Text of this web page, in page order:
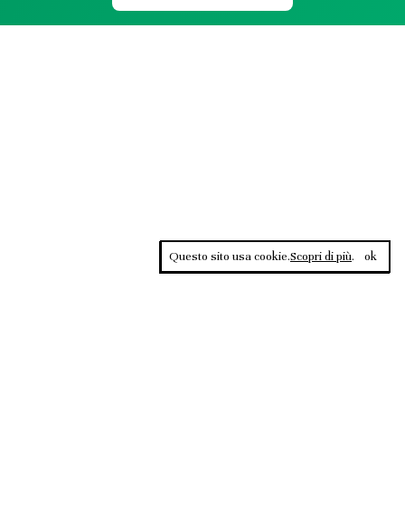
Questo sito usa cookie.Scopri di più. ok